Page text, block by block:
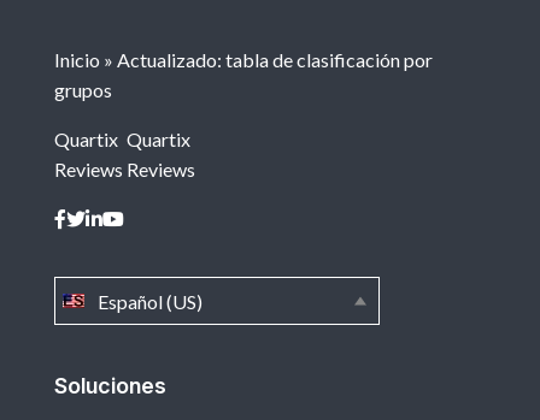
Soluciones
Español (US)
Inicio » Actualizado: tabla de clasificación por
grupos
Quartix
Reviews
Quartix
Reviews